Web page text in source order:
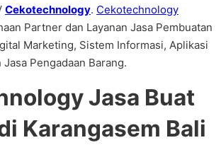
Cekotechnology. Cekotechnology
Partner dan Layanan Jasa Pembuatan
Marketing, Sistem Informasi, Aplikasi
Pengadaan Barang.
Jasa Buat
Karangasem Bali